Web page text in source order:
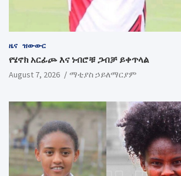
ዜና ዝውውር
የሄኖክ አርፊጮ እና ነብሮቹ ጋብቻ ይቀጥላል
August 7, 2026 ማቲያስ ኃይለማርያም